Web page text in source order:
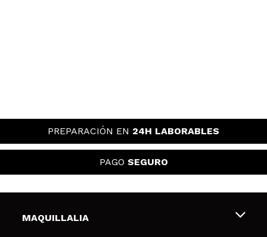
PREPARACIÓN EN 24H LABORABLES
PAGO SEGURO
MAQUILLALIA